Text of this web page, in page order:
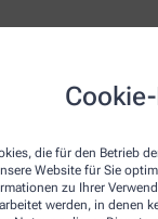
die für den Betrieb
Website für Sie
zu Ihrer
werden, in denen
Inspektor!
und schau